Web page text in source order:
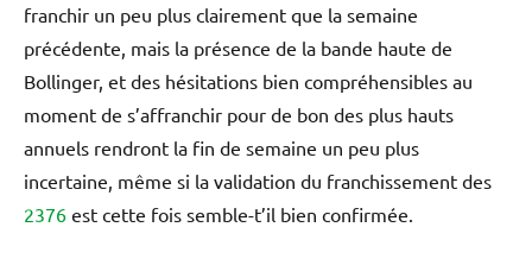
franchir un peu plus clairement que la semaine
précédente, mais la présence de la bande haute de
Bollinger, et des hésitations bien compréhensibles au
moment de s’affranchir pour de bon des plus hauts
annuels rendront la fin de semaine un peu plus
incertaine, même si la validation du franchissement des
2376 est cette fois semble-t’il bien confirmée.